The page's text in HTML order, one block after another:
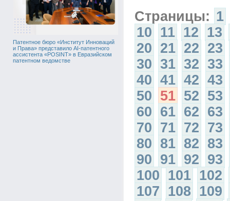
Патентное бюро «Институт Инноваций
и Права» представило AI-патентного
ассистента «POSINT» в Евразийском
патентном ведомстве
Страницы: 1
10 11 12 13
20 21 22 23
30 31 32 33
40 41 42 43
50 51 52 53
60 61 62 63
70 71 72 73
80 81 82 83
90 91 92 93
100 101 102
107 108 109